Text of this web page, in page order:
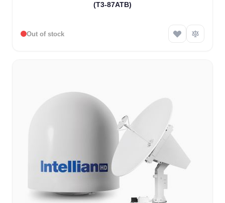
(T3-87ATB)
Out of stock